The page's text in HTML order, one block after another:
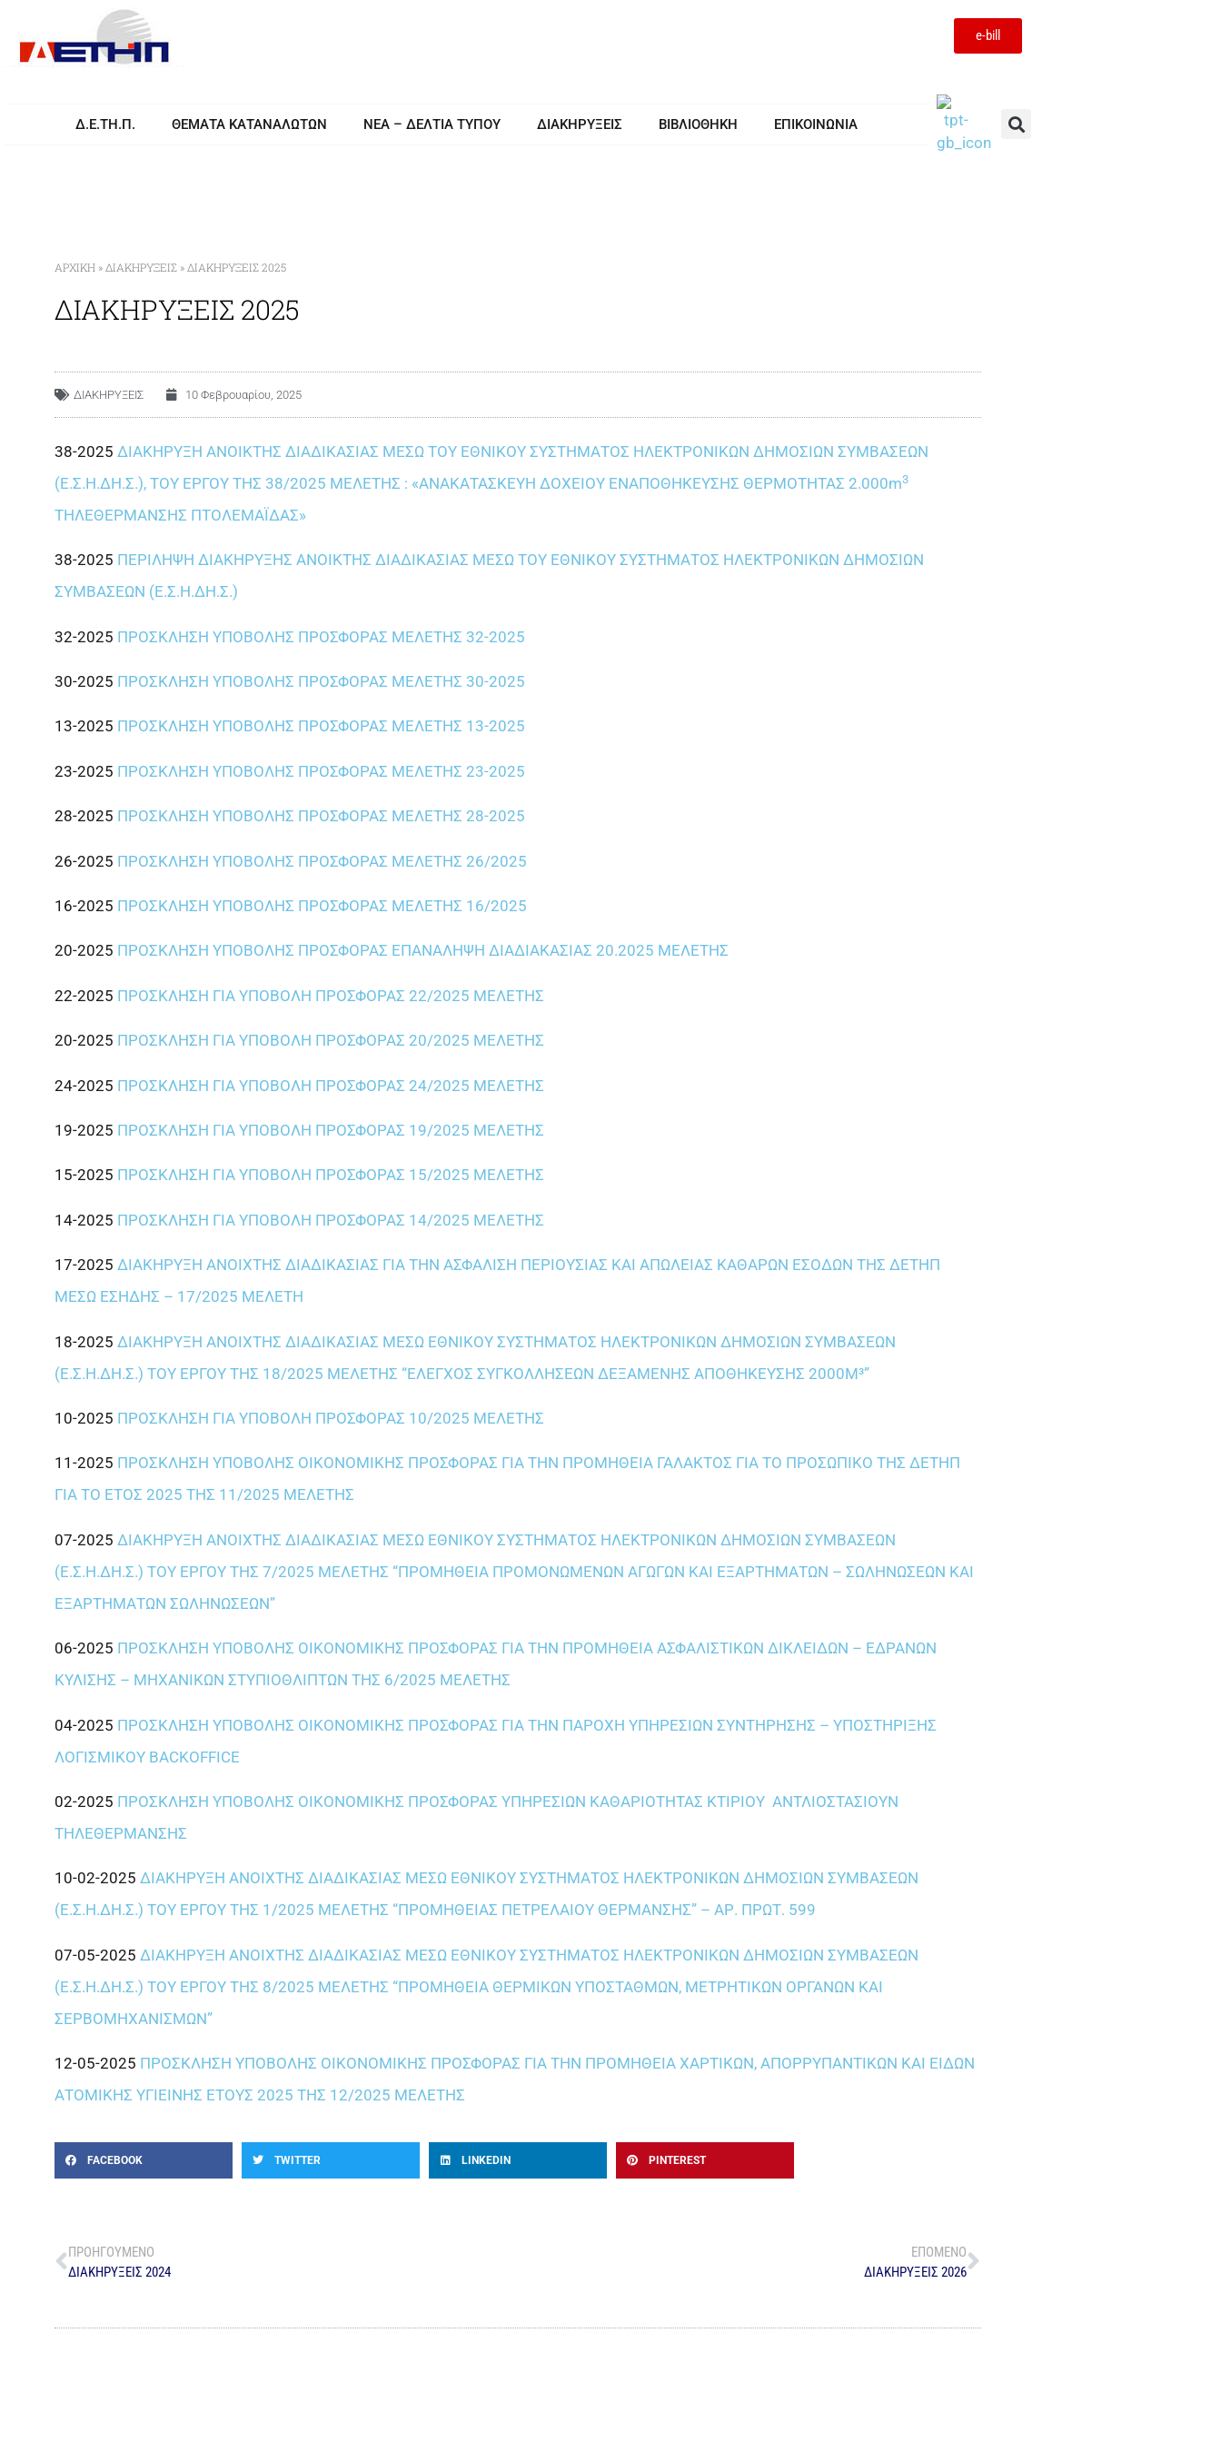
e-bill
Δ.Ε.ΤΗ.Π. ΘΕΜΑΤΑ ΚΑΤΑΝΑΛΩΤΩΝ ΝΕΑ – ΔΕΛΤΙΑ ΤΥΠΟΥ ΔΙΑΚΗΡΥΞΕΙΣ ΒΙΒΛΙΟΘΗΚΗ ΕΠΙΚΟΙΝΩΝΙΑ
ΑΡΧΙΚΉ »ΔΙΑΚΗΡΥΞΕΙΣ »ΔΙΑΚΗΡΥΞΕΙΣ 2025
ΔΙΑΚΗΡΥΞΕΙΣ 2025
ΔΙΑΚΗΡΥΞΕΙΣ 10 Φεβρουαρίου, 2025
38-2025 ΔΙΑΚΗΡΥΞΗ ΑΝΟΙΚΤΗΣ ΔΙΑΔΙΚΑΣΙΑΣ ΜΕΣΩ ΤΟΥ ΕΘΝΙΚΟΥ ΣΥΣΤΗΜΑΤΟΣ ΗΛΕΚΤΡΟΝΙΚΩΝ ΔΗΜΟΣΙΩΝ ΣΥΜΒΑΣΕΩΝ
(Ε.Σ.Η.ΔΗ.Σ.), ΤΟΥ ΕΡΓΟΥ ΤΗΣ 38/2025 ΜΕΛΕΤΗΣ : «ΑΝΑΚΑΤΑΣΚΕΥΗ ΔΟΧΕΙΟΥ ΕΝΑΠΟΘΗΚΕΥΣΗΣ ΘΕΡΜΟΤΗΤΑΣ 2.000m3
ΤΗΛΕΘΕΡΜΑΝΣΗΣ ΠΤΟΛΕΜΑΪΔΑΣ»
38-2025 ΠΕΡΙΛΗΨΗ ΔΙΑΚΗΡΥΞΗΣ ΑΝΟΙΚΤΗΣ ΔΙΑΔΙΚΑΣΙΑΣ ΜΕΣΩ ΤΟΥ ΕΘΝΙΚΟΥ ΣΥΣΤΗΜΑΤΟΣ ΗΛΕΚΤΡΟΝΙΚΩΝ ΔΗΜΟΣΙΩΝ
ΣΥΜΒΑΣΕΩΝ (Ε.Σ.Η.ΔΗ.Σ.)
32-2025 ΠΡΟΣΚΛΗΣΗ ΥΠΟΒΟΛΗΣ ΠΡΟΣΦΟΡΑΣ ΜΕΛΕΤΗΣ 32-2025
30-2025 ΠΡΟΣΚΛΗΣΗ ΥΠΟΒΟΛΗΣ ΠΡΟΣΦΟΡΑΣ ΜΕΛΕΤΗΣ 30-2025
13-2025 ΠΡΟΣΚΛΗΣΗ ΥΠΟΒΟΛΗΣ ΠΡΟΣΦΟΡΑΣ ΜΕΛΕΤΗΣ 13-2025
23-2025 ΠΡΟΣΚΛΗΣΗ ΥΠΟΒΟΛΗΣ ΠΡΟΣΦΟΡΑΣ ΜΕΛΕΤΗΣ 23-2025
28-2025 ΠΡΟΣΚΛΗΣΗ ΥΠΟΒΟΛΗΣ ΠΡΟΣΦΟΡΑΣ ΜΕΛΕΤΗΣ 28-2025
26-2025 ΠΡΟΣΚΛΗΣΗ ΥΠΟΒΟΛΗΣ ΠΡΟΣΦΟΡΑΣ ΜΕΛΕΤΗΣ 26/2025
16-2025 ΠΡΟΣΚΛΗΣΗ ΥΠΟΒΟΛΗΣ ΠΡΟΣΦΟΡΑΣ ΜΕΛΕΤΗΣ 16/2025
20-2025 ΠΡΟΣΚΛΗΣΗ ΥΠΟΒΟΛΗΣ ΠΡΟΣΦΟΡΑΣ ΕΠΑΝΑΛΗΨΗ ΔΙΑΔΙΑΚΑΣΙΑΣ 20.2025 ΜΕΛΕΤΗΣ
22-2025 ΠΡΟΣΚΛΗΣΗ ΓΙΑ ΥΠΟΒΟΛΗ ΠΡΟΣΦΟΡΑΣ 22/2025 ΜΕΛΕΤΗΣ
20-2025 ΠΡΟΣΚΛΗΣΗ ΓΙΑ ΥΠΟΒΟΛΗ ΠΡΟΣΦΟΡΑΣ 20/2025 ΜΕΛΕΤΗΣ
24-2025 ΠΡΟΣΚΛΗΣΗ ΓΙΑ ΥΠΟΒΟΛΗ ΠΡΟΣΦΟΡΑΣ 24/2025 ΜΕΛΕΤΗΣ
19-2025 ΠΡΟΣΚΛΗΣΗ ΓΙΑ ΥΠΟΒΟΛΗ ΠΡΟΣΦΟΡΑΣ 19/2025 ΜΕΛΕΤΗΣ
15-2025 ΠΡΟΣΚΛΗΣΗ ΓΙΑ ΥΠΟΒΟΛΗ ΠΡΟΣΦΟΡΑΣ 15/2025 ΜΕΛΕΤΗΣ
14-2025 ΠΡΟΣΚΛΗΣΗ ΓΙΑ ΥΠΟΒΟΛΗ ΠΡΟΣΦΟΡΑΣ 14/2025 ΜΕΛΕΤΗΣ
17-2025 ΔΙΑΚΗΡΥΞΗ ΑΝΟΙΧΤΗΣ ΔΙΑΔΙΚΑΣΙΑΣ ΓΙΑ ΤΗΝ ΑΣΦΑΛΙΣΗ ΠΕΡΙΟΥΣΙΑΣ ΚΑΙ ΑΠΩΛΕΙΑΣ ΚΑΘΑΡΩΝ ΕΣΟΔΩΝ ΤΗΣ ΔΕΤΗΠ
ΜΕΣΩ ΕΣΗΔΗΣ – 17/2025 ΜΕΛΕΤΗ
18-2025 ΔΙΑΚΗΡΥΞΗ ΑΝΟΙΧΤΗΣ ΔΙΑΔΙΚΑΣΙΑΣ ΜΕΣΩ ΕΘΝΙΚΟΥ ΣΥΣΤΗΜΑΤΟΣ ΗΛΕΚΤΡΟΝΙΚΩΝ ΔΗΜΟΣΙΩΝ ΣΥΜΒΑΣΕΩΝ
(Ε.Σ.Η.ΔΗ.Σ.) ΤΟΥ ΕΡΓΟΥ ΤΗΣ 18/2025 ΜΕΛΕΤΗΣ “ΕΛΕΓΧΟΣ ΣΥΓΚΟΛΛΗΣΕΩΝ ΔΕΞΑΜΕΝΗΣ ΑΠΟΘΗΚΕΥΣΗΣ 2000Μ³”
10-2025 ΠΡΟΣΚΛΗΣΗ ΓΙΑ ΥΠΟΒΟΛΗ ΠΡΟΣΦΟΡΑΣ 10/2025 ΜΕΛΕΤΗΣ
11-2025 ΠΡΟΣΚΛΗΣΗ ΥΠΟΒΟΛΗΣ ΟΙΚΟΝΟΜΙΚΗΣ ΠΡΟΣΦΟΡΑΣ ΓΙΑ ΤΗΝ ΠΡΟΜΗΘΕΙΑ ΓΑΛΑΚΤΟΣ ΓΙΑ ΤΟ ΠΡΟΣΩΠΙΚΟ ΤΗΣ ΔΕΤΗΠ
ΓΙΑ ΤΟ ΕΤΟΣ 2025 ΤΗΣ 11/2025 ΜΕΛΕΤΗΣ
07-2025 ΔΙΑΚΗΡΥΞΗ ΑΝΟΙΧΤΗΣ ΔΙΑΔΙΚΑΣΙΑΣ ΜΕΣΩ ΕΘΝΙΚΟΥ ΣΥΣΤΗΜΑΤΟΣ ΗΛΕΚΤΡΟΝΙΚΩΝ ΔΗΜΟΣΙΩΝ ΣΥΜΒΑΣΕΩΝ
(Ε.Σ.Η.ΔΗ.Σ.) ΤΟΥ ΕΡΓΟΥ ΤΗΣ 7/2025 ΜΕΛΕΤΗΣ “ΠΡΟΜΗΘΕΙΑ ΠΡΟΜΟΝΩΜΕΝΩΝ ΑΓΩΓΩΝ ΚΑΙ ΕΞΑΡΤΗΜΑΤΩΝ – ΣΩΛΗΝΩΣΕΩΝ ΚΑΙ
ΕΞΑΡΤΗΜΑΤΩΝ ΣΩΛΗΝΩΣΕΩΝ”
06-2025 ΠΡΟΣΚΛΗΣΗ ΥΠΟΒΟΛΗΣ ΟΙΚΟΝΟΜΙΚΗΣ ΠΡΟΣΦΟΡΑΣ ΓΙΑ ΤΗΝ ΠΡΟΜΗΘΕΙΑ ΑΣΦΑΛΙΣΤΙΚΩΝ ΔΙΚΛΕΙΔΩΝ – ΕΔΡΑΝΩΝ
ΚΥΛΙΣΗΣ – ΜΗΧΑΝΙΚΩΝ ΣΤΥΠΙΟΘΛΙΠΤΩΝ ΤΗΣ 6/2025 ΜΕΛΕΤΗΣ
04-2025 ΠΡΟΣΚΛΗΣΗ ΥΠΟΒΟΛΗΣ ΟΙΚΟΝΟΜΙΚΗΣ ΠΡΟΣΦΟΡΑΣ ΓΙΑ ΤΗΝ ΠΑΡΟΧΗ ΥΠΗΡΕΣΙΩΝ ΣΥΝΤΗΡΗΣΗΣ – ΥΠΟΣΤΗΡΙΞΗΣ
ΛΟΓΙΣΜΙΚΟΥ BACKOFFICE
02-2025 ΠΡΟΣΚΛΗΣΗ ΥΠΟΒΟΛΗΣ ΟΙΚΟΝΟΜΙΚΗΣ ΠΡΟΣΦΟΡΑΣ ΥΠΗΡΕΣΙΩΝ ΚΑΘΑΡΙΟΤΗΤΑΣ ΚΤΙΡΙΟΥ ΑΝΤΛΙΟΣΤΑΣΙΟΥΝ
ΤΗΛΕΘΕΡΜΑΝΣΗΣ
10-02-2025 ΔΙΑΚΗΡΥΞΗ ΑΝΟΙΧΤΗΣ ΔΙΑΔΙΚΑΣΙΑΣ ΜΕΣΩ ΕΘΝΙΚΟΥ ΣΥΣΤΗΜΑΤΟΣ ΗΛΕΚΤΡΟΝΙΚΩΝ ΔΗΜΟΣΙΩΝ ΣΥΜΒΑΣΕΩΝ
(Ε.Σ.Η.ΔΗ.Σ.) ΤΟΥ ΕΡΓΟΥ ΤΗΣ 1/2025 ΜΕΛΕΤΗΣ “ΠΡΟΜΗΘΕΙΑΣ ΠΕΤΡΕΛΑΙΟΥ ΘΕΡΜΑΝΣΗΣ” – ΑΡ. ΠΡΩΤ. 599
07-05-2025 ΔΙΑΚΗΡΥΞΗ ΑΝΟΙΧΤΗΣ ΔΙΑΔΙΚΑΣΙΑΣ ΜΕΣΩ ΕΘΝΙΚΟΥ ΣΥΣΤΗΜΑΤΟΣ ΗΛΕΚΤΡΟΝΙΚΩΝ ΔΗΜΟΣΙΩΝ ΣΥΜΒΑΣΕΩΝ
(Ε.Σ.Η.ΔΗ.Σ.) ΤΟΥ ΕΡΓΟΥ ΤΗΣ 8/2025 ΜΕΛΕΤΗΣ “ΠΡΟΜΗΘΕΙΑ ΘΕΡΜΙΚΩΝ ΥΠΟΣΤΑΘΜΩΝ, ΜΕΤΡΗΤΙΚΩΝ ΟΡΓΑΝΩΝ ΚΑΙ
ΣΕΡΒΟΜΗΧΑΝΙΣΜΩΝ”
12-05-2025 ΠΡΟΣΚΛΗΣΗ ΥΠΟΒΟΛΗΣ ΟΙΚΟΝΟΜΙΚΗΣ ΠΡΟΣΦΟΡΑΣ ΓΙΑ ΤΗΝ ΠΡΟΜΗΘΕΙΑ ΧΑΡΤΙΚΩΝ, ΑΠΟΡΡΥΠΑΝΤΙΚΩΝ ΚΑΙ ΕΙΔΩΝ
ΑΤΟΜΙΚΗΣ ΥΓΙΕΙΝΗΣ ΕΤΟΥΣ 2025 ΤΗΣ 12/2025 ΜΕΛΕΤΗΣ
FACEBOOK TWITTER LINKEDIN PINTEREST
ΠΡΟΗΓΟΥΜΕΝΟ
ΔΙΑΚΗΡΥΞΕΙΣ 2024
ΕΠΟΜΕΝΟ
ΔΙΑΚΗΡΥΞΕΙΣ 2026